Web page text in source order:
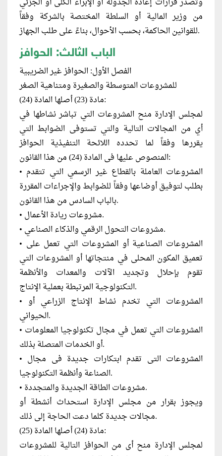
من وزير المالية أو السلطة المختصة بالشركة وفقاً
للقوانين الحاكمة، بحسب الأحوال، بناءً على طلب الجهاز.
الباب الثالث: الحوافز
الفصل الأول: الحوافز غير الضريبية
للمشروعات المتوسطة والصغيرة ومتناهية الصغر
مادة (23) أصلها المادة (24):
لمجلس الإدارة منح المشروعات التي تباشر نشاطها في
أي من المجالات التالية والتي تستوفى الضوابط التي
يقررها وفقاً لما تحدده اللائحة التنفيذية الحوافز
المنصوص عليها فى المادة (24) من هذا القانون:
• المشروعات العاملة بالقطاع غير الرسمي التي تتقدم
بطلب لتوفيق أوضاعها وفقاً للضوابط والإجراءات المقررة
بالباب السادس من هذا القانون.
• مشروعات ريادة الأعمال.
• مشروعات التحول الرقمي والذكاء الصناعي.
• المشروعات الصناعية أو المشروعات التي تعمل على
تعميق المكون المحلى في منتجاتها أو المشروعات التي
تقوم بإحلال وتجديد الآلات والمعدات والأنظمة
التكنولوجية المرتبطة بعملية الإنتاج.
• المشروعات التي تخدم نشاط الإنتاج الزراعي أو
الحيواني.
• المشروعات التي تعمل في مجال تكنولوجيا المعلومات
أو الخدمات المتصلة بذلك.
• المشروعات التى تقدم ابتكارات جديدة فى مجال
الصناعة وأنظمة التكنولوجيا.
• مشروعات الطاقة الجديدة والمتجددة.
ويجوز بقرار من مجلس الإدارة استحداث أنشطة أو
مجالات جديدة كلما دعت الحاجة إلى ذلك.
مادة (24) أصلها المادة (25):
لمجلس الإدارة منح أى من الحوافز التالية للمشروعات